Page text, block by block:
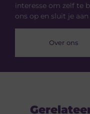
interesse om zelf te
ons op en sluit je
Over ons